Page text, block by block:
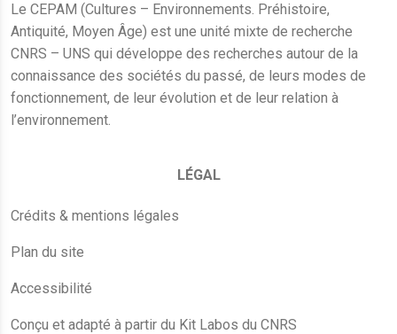
Le CEPAM (Cultures – Environnements. Préhistoire,
Antiquité, Moyen Âge) est une unité mixte de recherche
CNRS – UNS qui développe des recherches autour de la
connaissance des sociétés du passé, de leurs modes de
fonctionnement, de leur évolution et de leur relation à
l’environnement.
LÉGAL
Crédits & mentions légales
Plan du site
Accessibilité
Conçu et adapté à partir du Kit Labos du CNRS